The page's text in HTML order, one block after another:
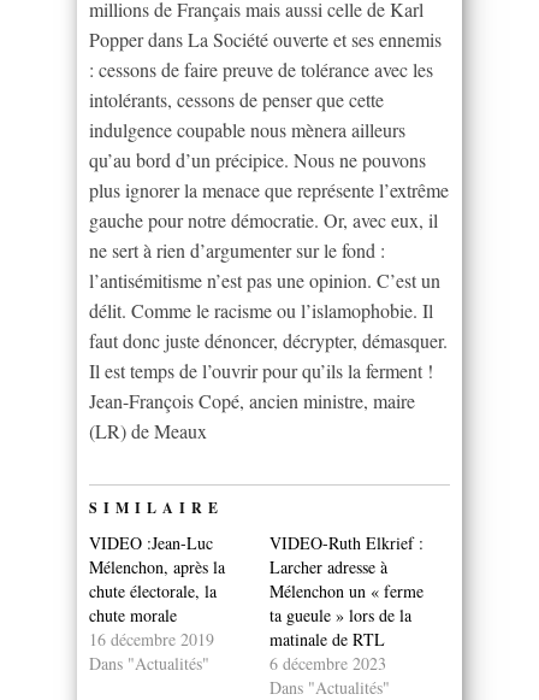
millions de Français mais aussi celle de Karl
Popper dans La Société ouverte et ses ennemis
: cessons de faire preuve de tolérance avec les
intolérants, cessons de penser que cette
indulgence coupable nous mènera ailleurs
qu’au bord d’un précipice. Nous ne pouvons
plus ignorer la menace que représente l’extrême
gauche pour notre démocratie. Or, avec eux, il
ne sert à rien d’argumenter sur le fond :
l’antisémitisme n’est pas une opinion. C’est un
délit. Comme le racisme ou l’islamophobie. Il
faut donc juste dénoncer, décrypter, démasquer.
Il est temps de l’ouvrir pour qu’ils la ferment !
Jean-François Copé, ancien ministre, maire
(LR) de Meaux
SIMILAIRE
VIDEO :Jean-Luc
Mélenchon, après la
chute électorale, la
chute morale
16 décembre 2019
Dans "Actualités"
VIDEO-Ruth Elkrief :
Larcher adresse à
Mélenchon un « ferme
ta gueule » lors de la
matinale de RTL
6 décembre 2023
Dans "Actualités"